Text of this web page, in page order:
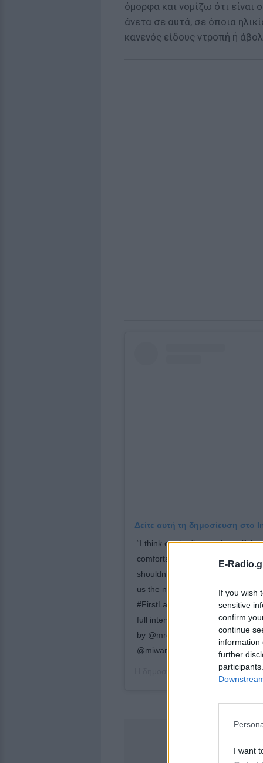
E-
If you wish
sensitive
confirm
continue
information
further
I want
όμορφα και νομίζω ότι είναι
άνετα σε αυτά, σε όποια
κανενός είδους ντροπή ή
Δείτε αυτή τη δημοσίευση στο
“I think our bodies are beautiful,
comfortable in them—no matter
shouldn’t be any kind of shame
us the naked truth in the June/
#FirstLadies co-star #TigNotaro
full interview. Photography by
by @mrchrismcmillan Makeup
@miwanails Aniston wears
Η δημοσίευση κοινοποιήθηκε